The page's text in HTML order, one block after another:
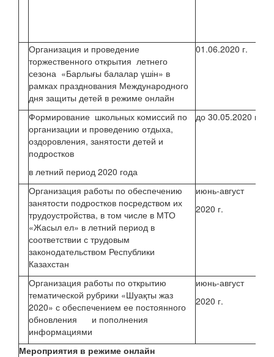
Организация и проведение
торжественного открытия летнего
сезона «Барлығы балалар үшін» в
рамках празднования Международного
дня защиты детей в режиме онлайн
01.06.2020 г.
Формирование школьных комиссий по
организации и проведению отдыха,
оздоровления, занятости детей и
подростков
в летний период 2020 года
до 30.05.2020 г.
Организация работы по обеспечению
занятости подростков посредством их
трудоустройства, в том числе в МТО
«Жасыл ел» в летний период в
соответствии с трудовым
законодательством Республики
Казахстан
июнь-август
2020 г.
Организация работы по открытию
тематической рубрики «Шуақты жаз
2020» с обеспечением ее постоянного
обновления и пополнения
информациями
июнь-август
2020 г.
Мероприятия в режиме онлайн